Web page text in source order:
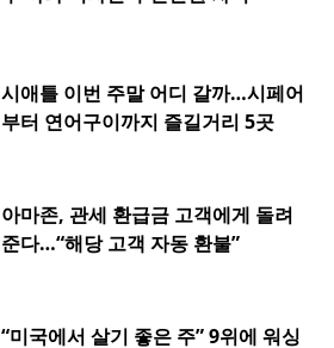
시애틀 이번 주말 어디 갈까…시페어
부터 연어구이까지 즐길거리 5곳
아마존, 관세 환급금 고객에게 돌려
준다…“해당 고객 자동 환불”
“미국에서 살기 좋은 주” 9위에 워싱